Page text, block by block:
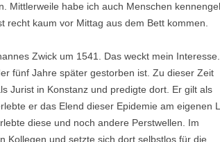
Mittlerweile habe ich auch Menschen
kaum vor Mittag aus dem Bett kommen.
Zwick um 1541. Das weckt mein
fünf Jahre später gestorben ist. Zu dieser Zeit
Jurist in Konstanz und predigte dort. Er gilt als
er das Elend dieser Epidemie am eigenen
diese und noch andere Perstwellen. Im
Kollegen und setzte sich dort selbstlos für die